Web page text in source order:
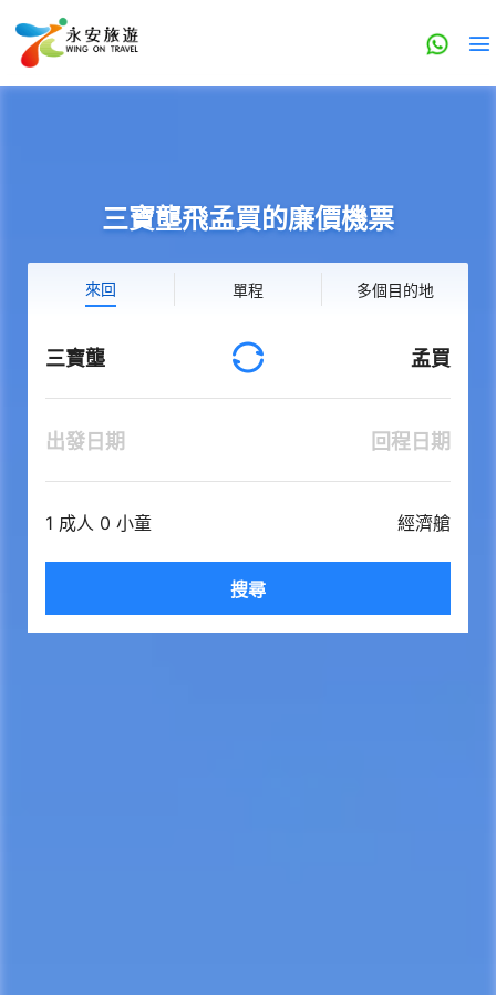
三寶壟飛孟買的廉價機票
來回 單程 多個目的地
三寶壟 孟買
出發日期 回程日期
1 成人 0 小童 經濟艙
搜尋